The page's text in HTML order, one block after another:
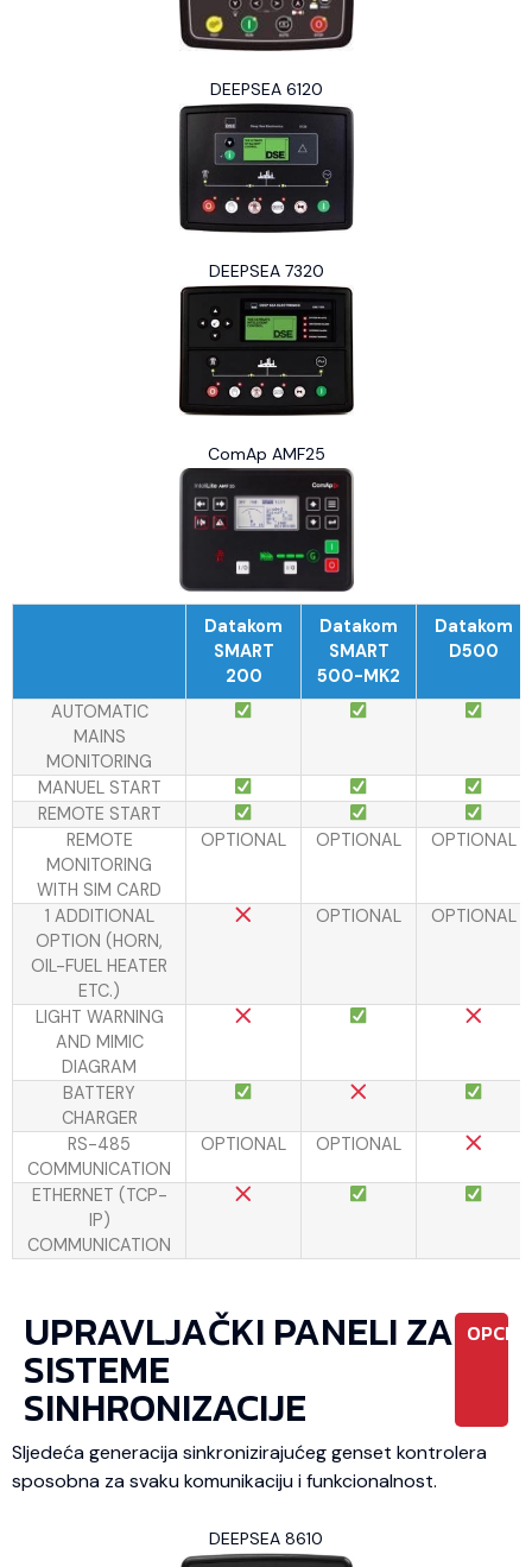
DEEPSEA 6120
DEEPSEA 7320
ComAp AMF25
Datakom
SMART
200
Datakom
SMART
500-MK2
Datakom
D500
AUTOMATIC
MAINS
MONITORING
MANUEL START
REMOTE START
REMOTE
MONITORING
WITH SIM CARD
OPTIONAL OPTIONAL OPTIONAL
1 ADDITIONAL
OPTION (HORN,
OIL-FUEL HEATER
ETC.)
OPTIONAL OPTIONAL
LIGHT WARNING
AND MIMIC
DIAGRAM
BATTERY
CHARGER
RS-485
COMMUNICATION
OPTIONAL OPTIONAL
ETHERNET (TCP-
IP)
COMMUNICATION
UPRAVLJAČKI PANELI ZA
SISTEME
SINHRONIZACIJE
Sljedeća generacija sinkronizirajućeg genset kontrolera
sposobna za svaku komunikaciju i funkcionalnost.
DEEPSEA 8610